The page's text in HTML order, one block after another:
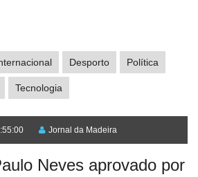
Desporto Política
Tecnologia
Jornal da Madeira
Neves aprovado por